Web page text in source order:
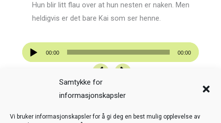
Samtykke for
informasjonskapsler
Vi bruker informasjonskapsler for å gi deg en best mulig opplevelse av
Hun blir litt flau over at hun nesten er naken. Men
heldigvis er det bare Kai som ser henne.
Lydavspiller
00:00 00:00